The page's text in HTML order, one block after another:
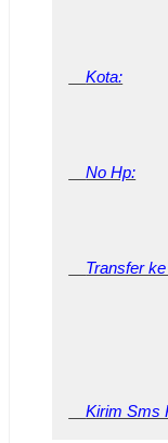
Kota:
No Hp:
Transfer
Kirim Sms